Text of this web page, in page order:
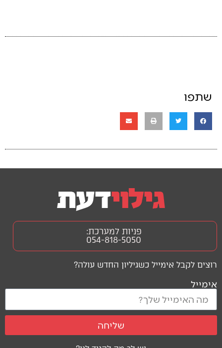
שתפו
רוצים לקבל אימייל כשגיליון החדש עולה?
אימייל
שליחה
פניות למערכת:
054-818-5050